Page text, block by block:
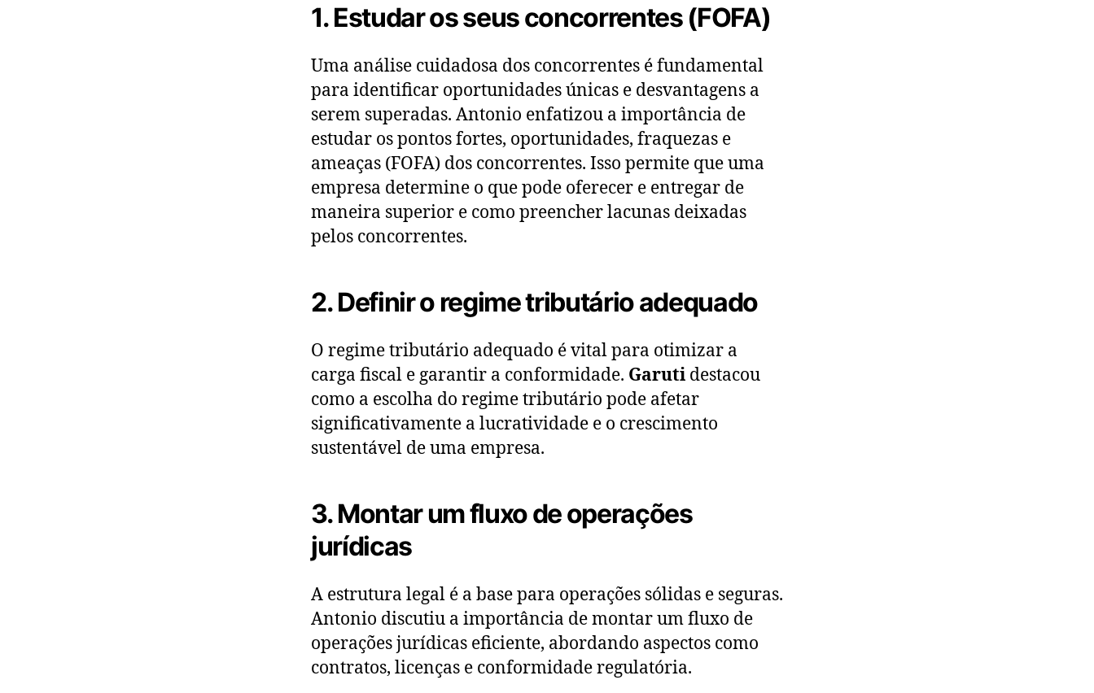
1. Estudar os seus concorrentes (FOFA)
Uma análise cuidadosa dos concorrentes é fundamental
para identificar oportunidades únicas e desvantagens a
serem superadas. Antonio enfatizou a importância de
estudar os pontos fortes, oportunidades, fraquezas e
ameaças (FOFA) dos concorrentes. Isso permite que uma
empresa determine o que pode oferecer e entregar de
maneira superior e como preencher lacunas deixadas
pelos concorrentes.
2. Definir o regime tributário adequado
O regime tributário adequado é vital para otimizar a
carga fiscal e garantir a conformidade. Garuti destacou
como a escolha do regime tributário pode afetar
significativamente a lucratividade e o crescimento
sustentável de uma empresa.
3. Montar um fluxo de operações
jurídicas
A estrutura legal é a base para operações sólidas e seguras.
Antonio discutiu a importância de montar um fluxo de
operações jurídicas eficiente, abordando aspectos como
contratos, licenças e conformidade regulatória.